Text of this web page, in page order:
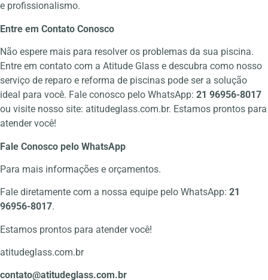
e profissionalismo.
Entre em Contato Conosco
Não espere mais para resolver os problemas da sua piscina.
Entre em contato com a Atitude Glass e descubra como nosso
serviço de reparo e reforma de piscinas pode ser a solução
ideal para você. Fale conosco pelo WhatsApp: 21 96956-8017
ou visite nosso site: atitudeglass.com.br. Estamos prontos para
atender você!
Fale Conosco pelo WhatsApp
Para mais informações e orçamentos.
Fale diretamente com a nossa equipe pelo WhatsApp: 21
96956-8017.
Estamos prontos para atender você!
atitudeglass.com.br
contato@atitudeglass.com.br